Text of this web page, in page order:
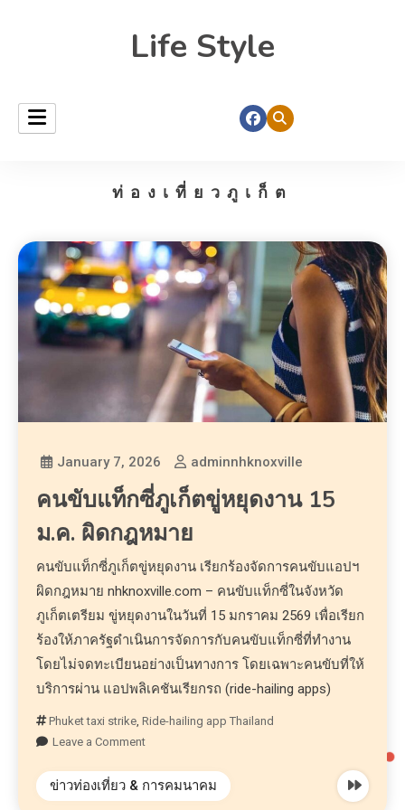
Life Style
ท่องเที่ยวภูเก็ต
January 7, 2026 adminnhknoxville
คนขับแท็กซี่ภูเก็ตขู่หยุดงาน 15
ม.ค. ผิดกฎหมาย
คนขับแท็กซี่ภูเก็ตขู่หยุดงาน เรียกร้องจัดการคนขับแอปฯ
ผิดกฎหมาย nhknoxville.com – คนขับแท็กซี่ในจังหวัด
ภูเก็ตเตรียม ขู่หยุดงานในวันที่ 15 มกราคม 2569 เพื่อเรียก
ร้องให้ภาครัฐดำเนินการจัดการกับคนขับแท็กซี่ที่ทำงาน
โดยไม่จดทะเบียนอย่างเป็นทางการ โดยเฉพาะคนขับที่ให้
บริการผ่าน แอปพลิเคชันเรียกรถ (ride-hailing apps)
Phuket taxi strike,Ride-hailing app Thailand
Leave a Comment
ข่าวท่องเที่ยว & การคมนาคม